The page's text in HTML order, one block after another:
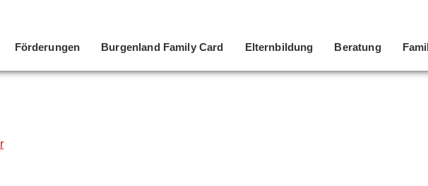
Förderungen Burgenland Family Card Elternbildung Beratung